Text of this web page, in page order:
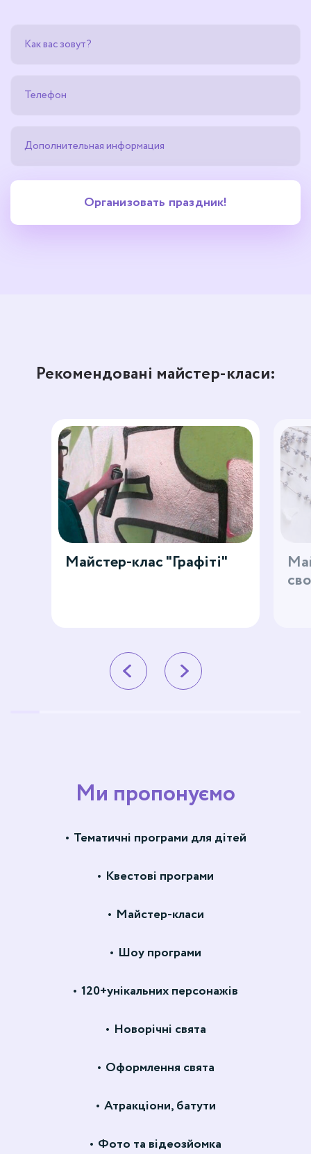
Рекомендовані майстер-класи:
Майстер-клас "Графіті"
Ми пропонуємо
Тематичні програми для дітей
Квестові програми
Майстер-класи
Шоу програми
120+унікальних персонажів
Новорічні свята
Оформлення свята
Атракціони, батути
Фото та відеозйомка